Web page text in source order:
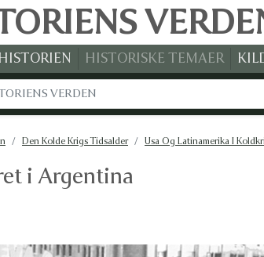
HISTORISKE TEMAER
Den Kolde Krigs Tidsalder Usa Og Latinamerika I
i Argentina